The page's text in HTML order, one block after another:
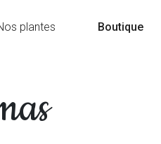
plantes Boutique